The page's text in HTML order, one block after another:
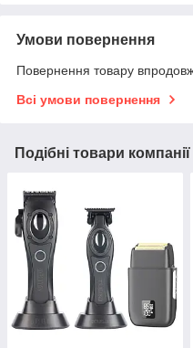
Умови повернення
Повернення товару
Всі умови повернення
Подібні товари компанії